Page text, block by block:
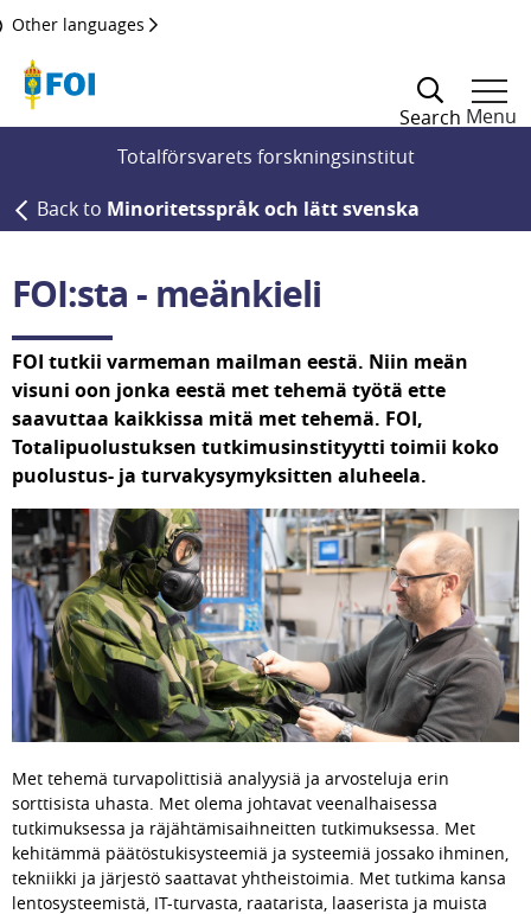
Till innehållet
Other languages
Search Menu
Totalförsvarets forskningsinstitut
Back to Minoritetsspråk och lätt svenska
FOI:sta - meänkieli
FOI tutkii varmeman mailman eestä. Niin meän
visuni oon jonka eestä met tehemä työtä ette
saavuttaa kaikkissa mitä met tehemä. FOI,
Totalipuolustuksen tutkimusinstityytti toimii koko
puolustus- ja turva­kysymyksitten aluheela.
Met tehemä turvapolittisiä analyysiä ja arvosteluja erin
sorttisista uhasta. Met olema johtavat veenalhaisessa
tutkimuksessa ja räjähtämisaihneitten tutkimuksessa. Met
kehitämmä päätöstukisysteemiä ja systeemiä jossako ihminen,
tekniikki ja järjestö saattavat yhtheistoimia. Met tutkima kansa
lentosysteemistä, IT-turvasta, raatarista, laaserista ja muista